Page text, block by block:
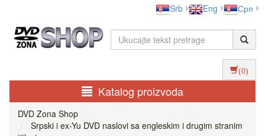
Srb Eng Срп
(0)
Katalog proizvoda
DVD Zona Shop
Srpski i ex-Yu DVD naslovi sa engleskim i drugim stranim